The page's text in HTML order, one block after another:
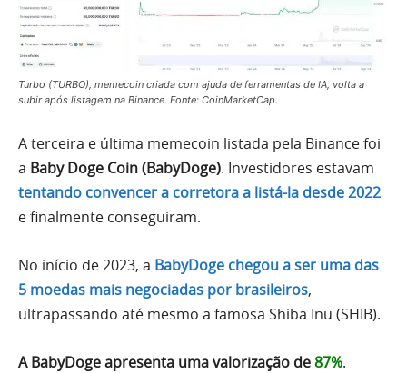
Turbo (TURBO), memecoin criada com ajuda de ferramentas de IA, volta a
subir após listagem na Binance. Fonte: CoinMarketCap.
A terceira e última memecoin listada pela Binance foi
a Baby Doge Coin (BabyDoge). Investidores estavam
tentando convencer a corretora a listá-la desde 2022
e finalmente conseguiram.
No início de 2023, a BabyDoge chegou a ser uma das
5 moedas mais negociadas por brasileiros,
ultrapassando até mesmo a famosa Shiba Inu (SHIB).
A BabyDoge apresenta uma valorização de87%.